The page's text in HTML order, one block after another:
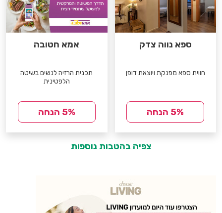
ספא נווה צדק
חווית ספא מפנקת ויוצאת דופן
5% הנחה
אמא חטובה
תכנית הרזיה לנשים בשיטה
הלפטינית
5% הנחה
צפיה בהטבות נוספות